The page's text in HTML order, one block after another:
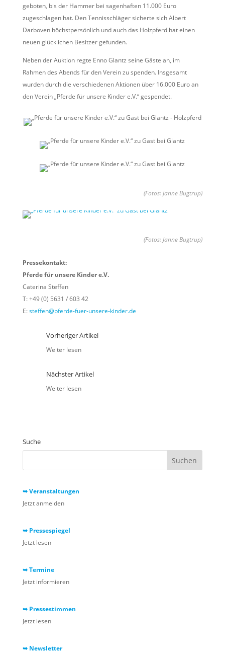
geboten, bis der Hammer bei sagenhaften 11.000 Euro
zugeschlagen hat. Den Tennisschläger sicherte sich Albert
Darboven höchstpersönlich und auch das Holzpferd hat einen
neuen glücklichen Besitzer gefunden.
Neben der Auktion regte Enno Glantz seine Gäste an, im
Rahmen des Abends für den Verein zu spenden. Insgesamt
wurden durch die verschiedenen Aktionen über 16.000 Euro an
den Verein „Pferde für unsere Kinder e.V.“ gespendet.
(Fotos: Janne Bugtrup)
(Fotos: Janne Bugtrup)
Pressekontakt:
Pferde für unsere Kinder e.V.
Caterina Steffen
T: +49 (0) 5631 / 603 42
E:steffen@pferde-fuer-unsere-kinder.de
Vorheriger Artikel
Weiter lesen
Nächster Artikel
Weiter lesen
Suche
➥ Veranstaltungen
Jetzt anmelden
➥ Pressespiegel
Jetzt lesen
➥ Termine
Jetzt informieren
➥ Pressestimmen
Jetzt lesen
➥ Newsletter